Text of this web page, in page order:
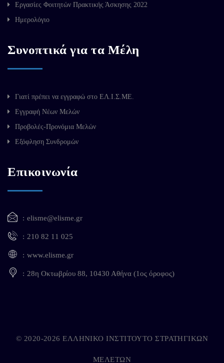
Εργασίες Φοιτητών Πρακτικής Άσκησης 2022
Ημερολόγιο
Συνοπτικά για τα Μέλη
Γιατί πρέπει να εγγραφώ στο ΕΛ.Ι.Σ.ΜΕ.
Εγγραφή Νέων Μελών
Προβολές-Προνόμια Μελών
Εξόφληση Συνδρομών
Επικοινωνία
elisme@elisme.gr
210 82 11 025
www.elisme.gr
28η Οκτωβρίου 88, 10430 Αθήνα (1ος όροφος)
© 2020-2026 ΕΛΛΗΝΙΚΟ ΙΝΣΤΙΤΟΥΤΟ ΣΤΡΑΤΗΓΙΚΩΝ
ΜΕΛΕΤΩΝ